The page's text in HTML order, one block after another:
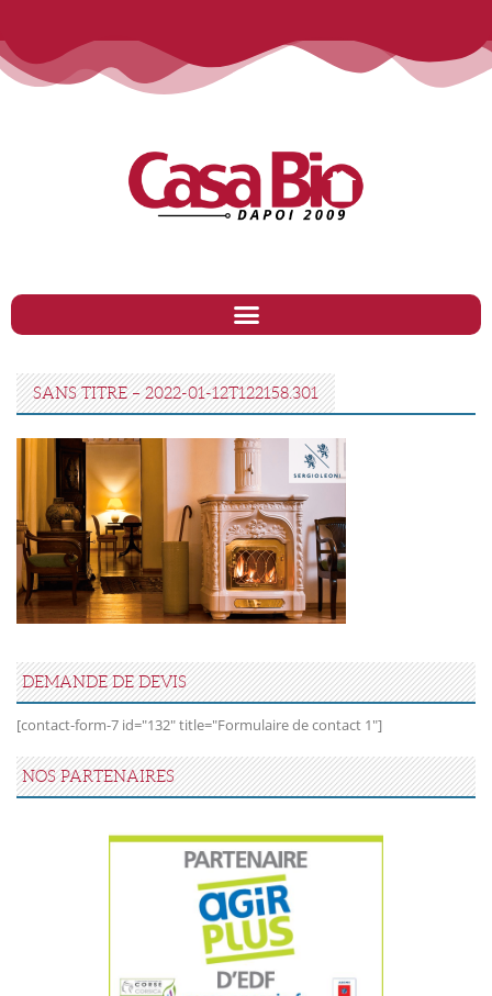
SANS TITRE – 2022-01-12T122158.301
DEMANDE DE DEVIS
[contact-form-7 id="132" title="Formulaire de contact 1"]
NOS PARTENAIRES